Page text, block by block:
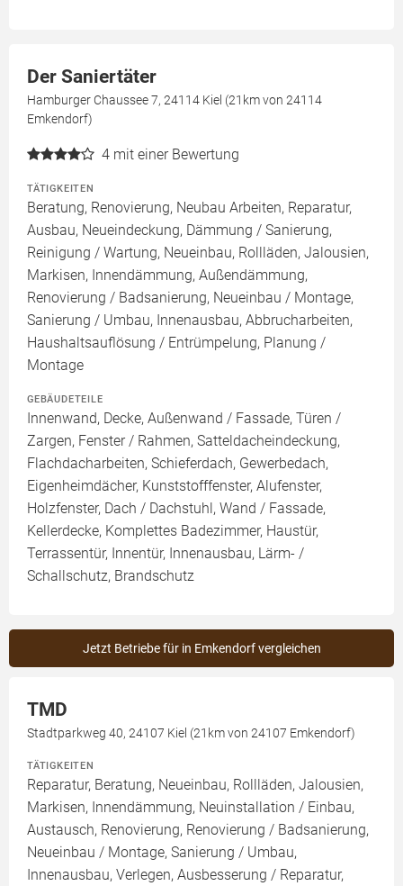
Der Saniertäter
Hamburger Chaussee 7, 24114 Kiel (21km von 24114
Emkendorf)
4 mit einer Bewertung
TÄTIGKEITEN
Beratung, Renovierung, Neubau Arbeiten, Reparatur,
Ausbau, Neueindeckung, Dämmung / Sanierung,
Reinigung / Wartung, Neueinbau, Rollläden, Jalousien,
Markisen, Innendämmung, Außendämmung,
Renovierung / Badsanierung, Neueinbau / Montage,
Sanierung / Umbau, Innenausbau, Abbrucharbeiten,
Haushaltsauflösung / Entrümpelung, Planung /
Montage
GEBÄUDETEILE
Innenwand, Decke, Außenwand / Fassade, Türen /
Zargen, Fenster / Rahmen, Satteldacheindeckung,
Flachdacharbeiten, Schieferdach, Gewerbedach,
Eigenheimdächer, Kunststofffenster, Alufenster,
Holzfenster, Dach / Dachstuhl, Wand / Fassade,
Kellerdecke, Komplettes Badezimmer, Haustür,
Terrassentür, Innentür, Innenausbau, Lärm- /
Schallschutz, Brandschutz
Jetzt Betriebe für in Emkendorf vergleichen
TMD
Stadtparkweg 40, 24107 Kiel (21km von 24107 Emkendorf)
TÄTIGKEITEN
Reparatur, Beratung, Neueinbau, Rollläden, Jalousien,
Markisen, Innendämmung, Neuinstallation / Einbau,
Austausch, Renovierung, Renovierung / Badsanierung,
Neueinbau / Montage, Sanierung / Umbau,
Innenausbau, Verlegen, Ausbesserung / Reparatur,